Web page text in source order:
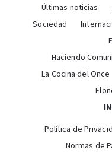
Últimas noticias
Sociedad
Haciendo
La Cocina del Once
Política de
Normas de